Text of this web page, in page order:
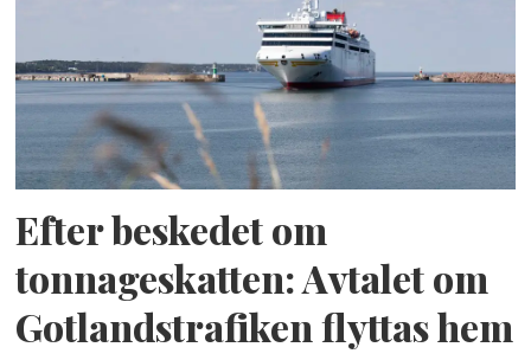
Efter beskedet om
tonnageskatten: Avtalet om
Gotlandstrafiken flyttas hem